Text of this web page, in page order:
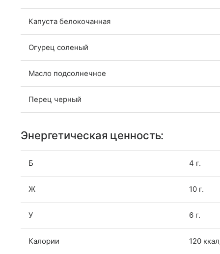
Капуста белокочанная
Огурец соленый
Масло подсолнечное
Перец черный
Энергетическая ценность:
Б 4 г.
Ж 10 г.
У 6 г.
Калории 120